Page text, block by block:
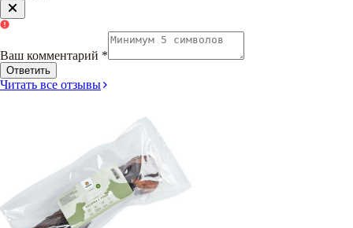
Ваш комментарий *
Ответить
Читать все отзывы